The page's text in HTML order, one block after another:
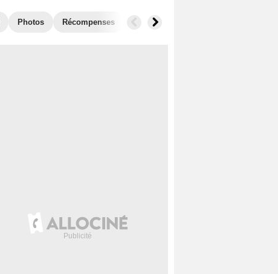
Photos Récompenses Films similaires